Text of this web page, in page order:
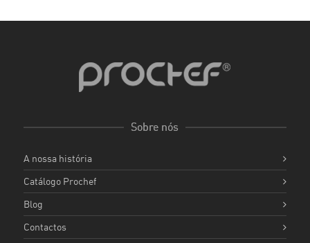
Sobre nós
A nossa história
Catálogo Prochef
Blog
Contactos